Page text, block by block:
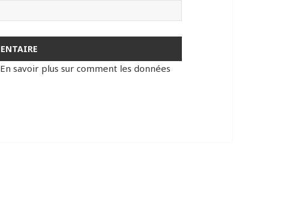
En savoir plus sur comment les données